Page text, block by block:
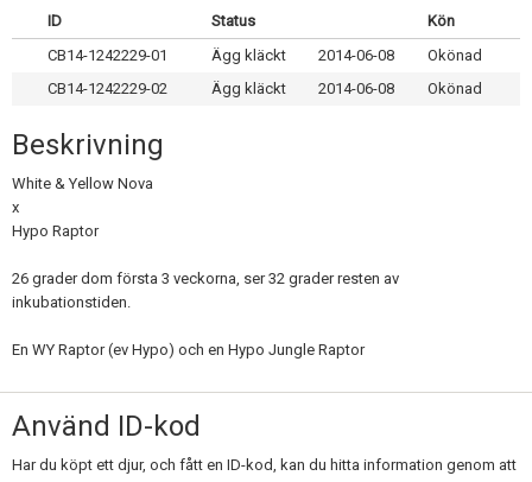
ID Status
Kön
CB14-1242229-01
Ägg kläckt 2014-06-08
Okönad
CB14-1242229-02
Ägg kläckt 2014-06-08 Okönad
Beskrivning
White & Yellow Nova
x
Hypo Raptor
26 grader dom första 3 veckorna, ser 32 grader resten av
inkubationstiden.
En WY Raptor (ev Hypo) och en Hypo Jungle Raptor
Använd ID-kod
Har du köpt ett djur, och fått en ID-kod, kan du hitta information genom att